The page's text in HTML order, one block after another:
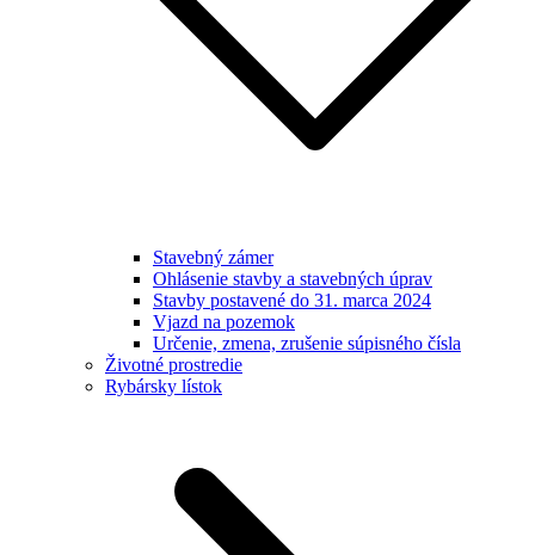
Stavebný zámer
Ohlásenie stavby a stavebných úprav
Stavby postavené do 31. marca 2024
Vjazd na pozemok
Určenie, zmena, zrušenie súpisného čísla
Životné prostredie
Rybársky lístok